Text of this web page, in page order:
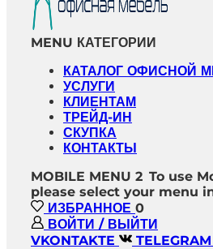
MENU КАТЕГОРИИ
КАТАЛОГ ОФИСНОЙ
УСЛУГИ
КЛИЕНТАМ
ТРЕЙД-ИН
СКУПКА
КОНТАКТЫ
MOBILE MENU 2 To use
please select your menu
ИЗБРАННОЕ 0
ВОЙТИ / ВЫЙТИ
VKONTAKTE
TELEGRAM